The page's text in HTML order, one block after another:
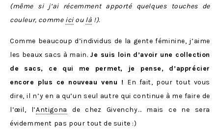
(même si j’ai récemment apporté quelques touches de
couleur, comme iciou là !).
Comme beaucoup d’individus de la gente féminine, j’aime
les beaux sacs à main. Je suis loin d’avoir une collection
de sacs, ce qui me permet, je pense, d’apprécier
encore plus ce nouveau venu ! En fait, pour tout vous
dire, il n’y en a qu’un seul autre qui continue à me faire de
l’œil, l’Antigona
de chez Givenchy… mais ce ne sera
évidemment pas pour tout de suite :)